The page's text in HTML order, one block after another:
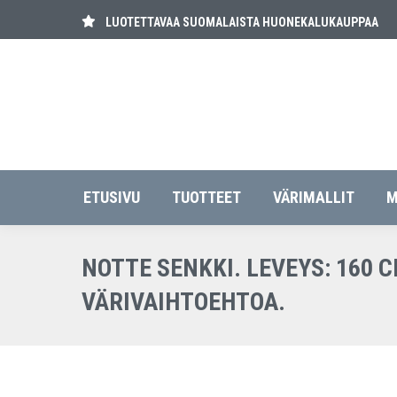
LUOTETTAVAA SUOMALAISTA HUONEKALUKAUPPAA
ETUSIVU TUOTTEET VÄRIMALLIT
NOTTE SENKKI. LEVEYS: 160
VÄRIVAIHTOEHTOA.